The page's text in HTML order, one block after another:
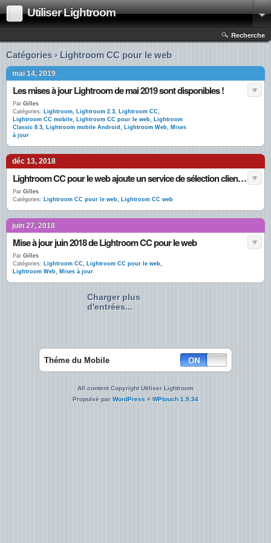
Utiliser Lightroom
Recherche
Catégories › Lightroom CC pour le web
mai 14, 2019
Les mises à jour Lightroom de mai 2019 sont disponibles !
Par Gilles
Catégories: Lightroom, Lightroom 2.3, Lightroom CC,
Lightroom CC mobile, Lightroom CC pour le web, Lightroom
Classic 8.3, Lightroom mobile Android , Lightroom Web, Mises
à jour
déc 13, 2018
Lightroom CC pour le web ajoute un service de sélection clientèle.
Par Gilles
Catégories: Lightroom CC pour le web, Lightroom CC web
juin 27, 2018
Mise à jour juin 2018 de Lightroom CC pour le web
Par Gilles
Catégories: Lightroom CC, Lightroom CC pour le web,
Lightroom Web, Mises à jour
Charger plus
d'entrées...
Théme du Mobile
All content Copyright Utiliser Lightroom
Propulsé parWordPress + WPtouch 1.9.34